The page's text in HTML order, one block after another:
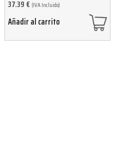
37.39 € (IVA Incluido)
Añadir al carrito